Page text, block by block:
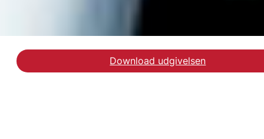
Download udgivelsen
Læs artiklen i